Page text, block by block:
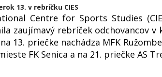
13. v rebríčku CIES
Centre for Sports Studies
zaujímavý rebríček odchovancov
13. priečke nachádza MFK
FK Senica a na 21. priečke AS